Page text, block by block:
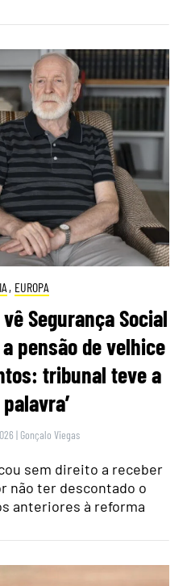
, EUROPA
Segurança Social
pensão de velhice
tribunal teve a
| Gonçalo Viegas
sem direito a receber
não ter descontado o
anteriores à reforma